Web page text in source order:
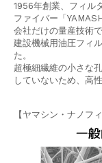
1956年創業、フィル
ファイバー「
会社だけの量産技術
建設機械用油圧フィ
た。
超極細繊維の小さな
していないため、高
【ヤマシン・ナノフ